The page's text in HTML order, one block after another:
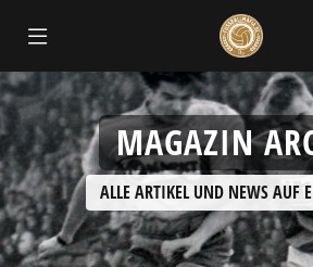
MAGAZIN
ALLE ARTIKEL UND NEWS AUF